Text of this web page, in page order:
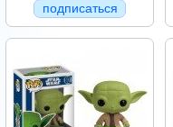
подписаться